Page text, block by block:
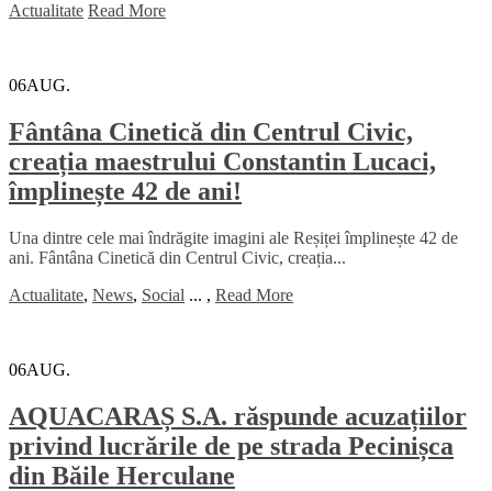
Actualitate Read More
06AUG.
Fântâna Cinetică din Centrul Civic,
creația maestrului Constantin Lucaci,
împlinește 42 de ani!
Una dintre cele mai îndrăgite imagini ale Reșiței împlinește 42 de
ani. Fântâna Cinetică din Centrul Civic, creația...
Actualitate, News, Social ... , Read More
06AUG.
AQUACARAȘ S.A. răspunde acuzațiilor
privind lucrările de pe strada Pecinișca
din Băile Herculane